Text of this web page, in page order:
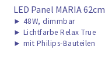
LED Panel MARIA 62cm
► 48W, dimmbar
► Lichtfarbe Relax True
► mit Philips-Bauteilen